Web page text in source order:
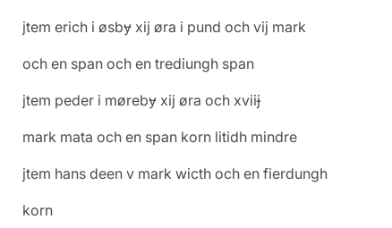
jtem erich i øsbɏ xij øra i pund och vij mark
och en span och en trediungh span
jtem peder i mørebɏ xij øra och xviiɉ
mark mata och en span korn litidh mindre
jtem hans deen v mark wicth och en fierdungh
korn